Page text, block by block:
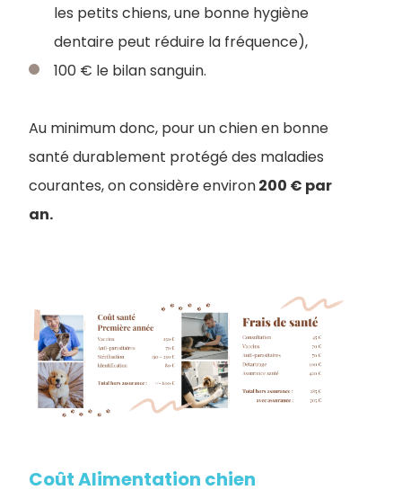
les petits chiens, une bonne hygiène
dentaire peut réduire la fréquence),
100 € le bilan sanguin.
Au minimum donc, pour un chien en bonne
santé durablement protégé des maladies
courantes, on considère environ200 € par
an.
Coût Alimentation chien